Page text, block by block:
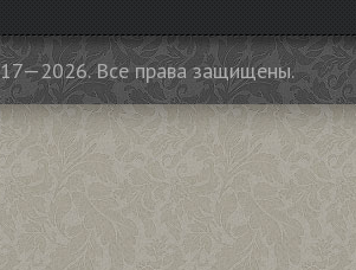
Все права защищены.